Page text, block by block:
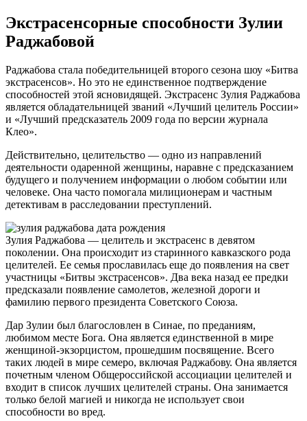
Экстрасенсорные способности Зулии
Раджабовой
Раджабова стала победительницей второго сезона шоу «Битва
экстрасенсов». Но это не единственное подтверждение
способностей этой ясновидящей. Экстрасенс Зулия Раджабова
является обладательницей званий «Лучший целитель России»
и «Лучший предсказатель 2009 года по версии журнала
Клео».
Действительно, целительство — одно из направлений
деятельности одаренной женщины, наравне с предсказанием
будущего и получением информации о любом событии или
человеке. Она часто помогала милиционерам и частным
детективам в расследовании преступлений.
Зулия Раджабова — целитель и экстрасенс в девятом
поколении. Она происходит из старинного кавказского рода
целителей. Ее семья прославилась еще до появления на свет
участницы «Битвы экстрасенсов». Два века назад ее предки
предсказали появление самолетов, железной дороги и
фамилию первого президента Советского Союза.
Дар Зулии был благословлен в Синае, по преданиям,
любимом месте Бога. Она является единственной в мире
женщиной-экзорцистом, прошедшим посвящение. Всего
таких людей в мире семеро, включая Раджабову. Она является
почетным членом Общероссийской ассоциации целителей и
входит в список лучших целителей страны. Она занимается
только белой магией и никогда не использует свои
способности во вред.